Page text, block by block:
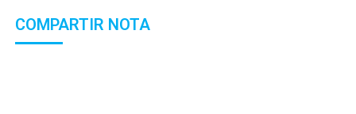
COMPARTIR NOTA